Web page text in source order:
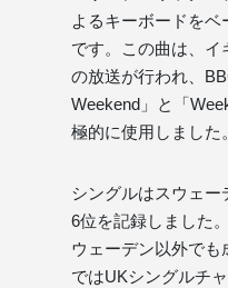
よるキーボードを
です。この曲は、
の放送が行われ、
Weekend」と「
極的に使用しました。
シングルはスウェ
6位を記録しました
ウェーデン以外でも
ではUKシングルチ